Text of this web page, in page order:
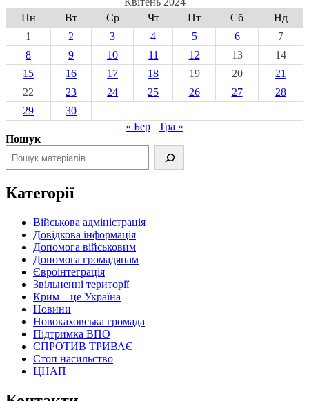
Пн
Вт Ср Чт Пт Сб
Нд
1
2 3 4 5 6
7
8
9 10 11 12 13
14
15
16 17 18 19 20
21
22
23 24 25 26 27
28
29
30
« Бер
Тра »
Пошук
Категорії
Військова адміністрація
Довідкова інформація
Допомога військовим
Допомога громадянам
Євроінтеграція
Звільненні території
Крим – це Україна
Новини
Новокаховська громада
Підтримка ВПО
СПРОТИВ ТРИВАЄ
Стоп насильство
ЦНАП